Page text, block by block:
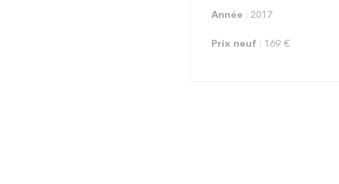
Année : 2017
Prix neuf : 169 €